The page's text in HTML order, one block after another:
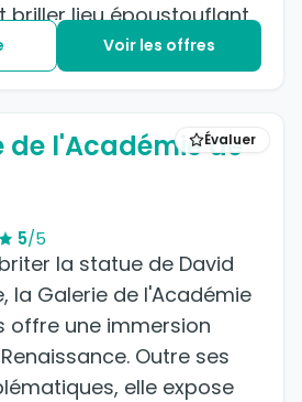
briller lieu époustouflant.
Voir les offres
Évaluer
de l'Académie de
5/5
la statue de David
la Galerie de l'Académie
offre une immersion
Outre ses
elle expose